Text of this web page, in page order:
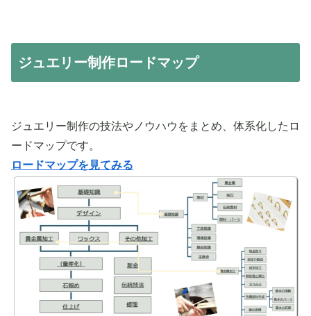
ジュエリー制作ロードマップ
ジュエリー制作の技法やノウハウをまとめ、体系化したロ
ードマップです。
ロードマップを見てみる